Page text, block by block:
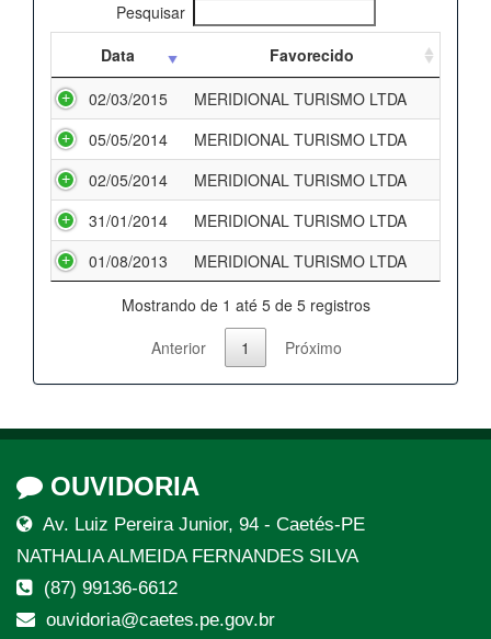
Pesquisar
Data
Favorecido
02/03/2015
MERIDIONAL TURISMO LTDA
05/05/2014
MERIDIONAL TURISMO LTDA
02/05/2014
MERIDIONAL TURISMO LTDA
31/01/2014
MERIDIONAL TURISMO LTDA
01/08/2013
MERIDIONAL TURISMO LTDA
Mostrando de 1 até 5 de 5 registros
Anterior
1 Próximo
OUVIDORIA
Av. Luiz Pereira Junior, 94 - Caetés-PE
NATHALIA ALMEIDA FERNANDES SILVA
(87) 99136-6612
ouvidoria@caetes.pe.gov.br